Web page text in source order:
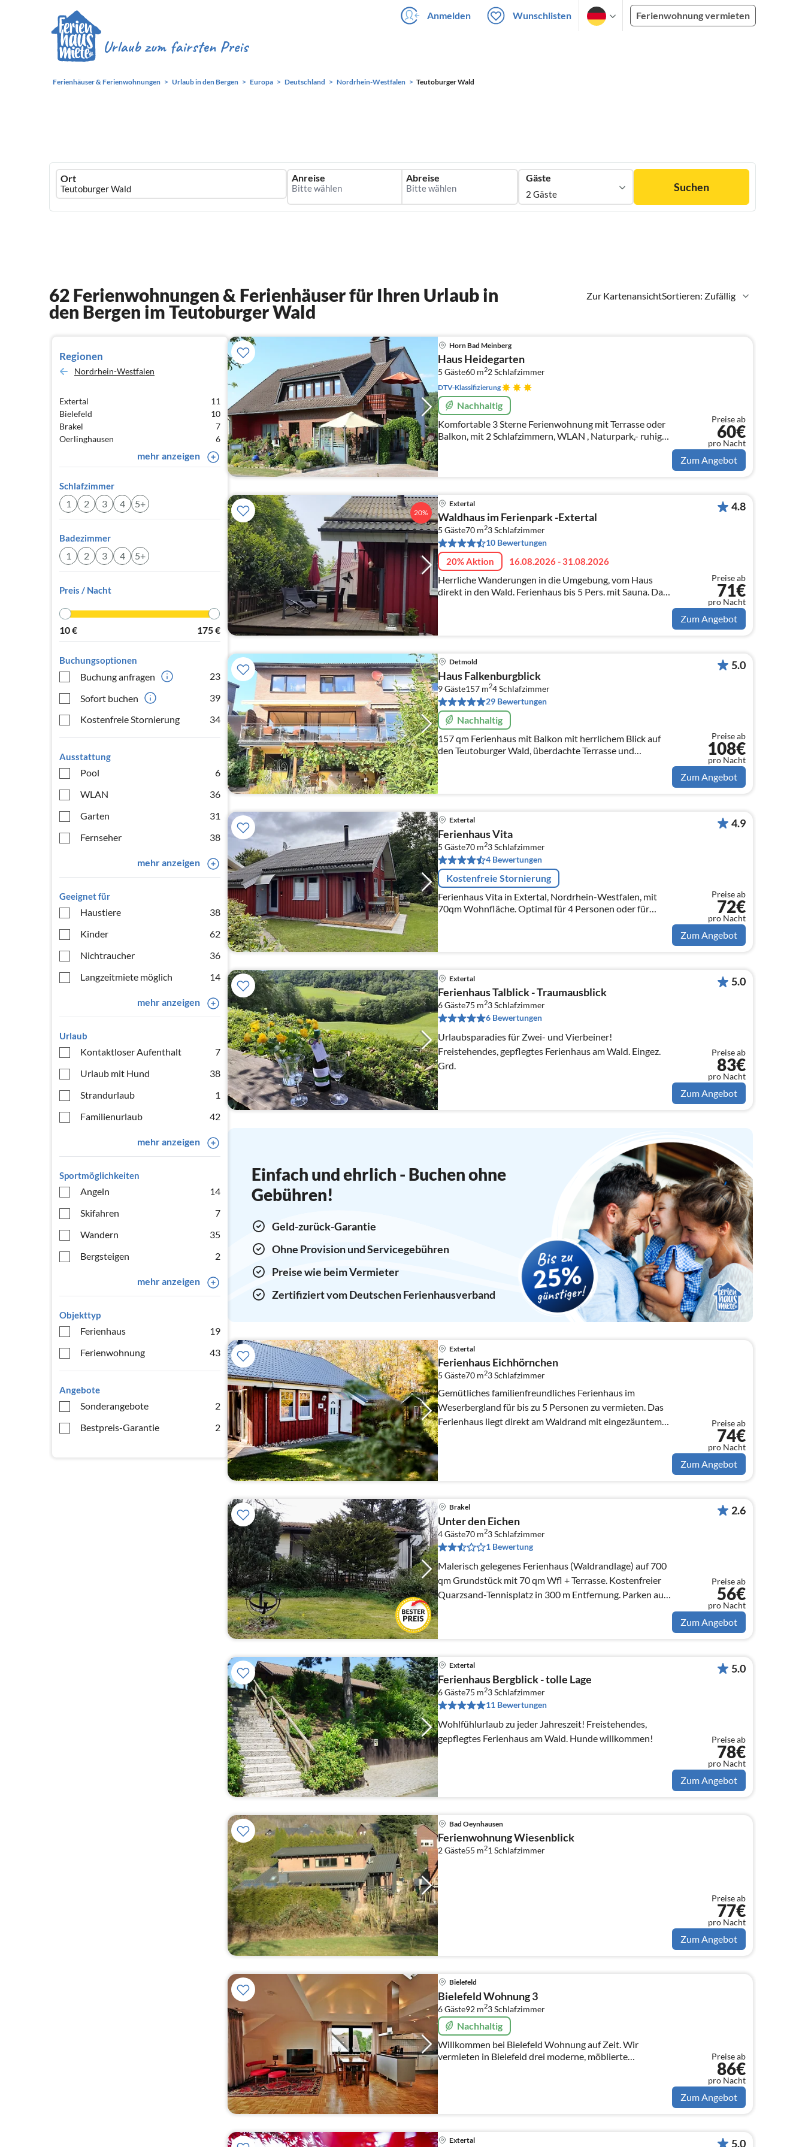
Anmelden Wunschlisten Ferienwohnung vermieten
Ferienhäuser & Ferienwohnungen Urlaub in den Bergen Europa Deutschland Nordrhein-Westfalen Teutoburger Wald
Ferienhausmiete
logo
Ort Anreise Abreise Gäste
2 Gäste
Suchen
Zur KartenansichtSortieren: Zufällig
62 Ferienwohnungen & Ferienhäuser für Ihren Urlaub in
den Bergen im Teutoburger Wald
Regionen
Nordrhein-Westfalen
Extertal
11
Bielefeld
10
Brakel
7
Oerlinghausen
6
mehr anzeigen
Schlafzimmer
1 2 3 4 5+
Badezimmer
1 2 3 4 5+
Preis / Nacht
10€ 175€
Buchungsoptionen
Buchung anfragen
23
Sofort buchen
39
Kostenfreie Stornierung
34
Ausstattung
Pool
6
WLAN
36
Garten
31
Fernseher
38
mehr anzeigen
Geeignet für
Haustiere
38
Kinder
62
Nichtraucher
36
Langzeitmiete möglich
14
mehr anzeigen
Urlaub
Kontaktloser Aufenthalt
7
Urlaub mit Hund
38
Strandurlaub
1
Familienurlaub
42
mehr anzeigen
Sportmöglichkeiten
Angeln
14
Skifahren
7
Wandern
35
Bergsteigen
2
mehr anzeigen
Objekttyp
Ferienhaus
19
Ferienwohnung
43
Angebote
Sonderangebote
2
Bestpreis-Garantie
2
Horn Bad Meinberg
Haus Heidegarten
5 Gäste60 m22Schlafzimmer
DTV-Klassifizierung
Nachhaltig
Komfortable 3 Sterne Ferienwohnung mit Terrasse oder
Balkon, mit 2 Schlafzimmern, WLAN , Naturpark,- ruhige
Lage, Wald 100, Grillmöglichkeit - Ankommen und
Wohlfühlen.
Preise ab
60€
pro Nacht
Zum Angebot
20%
Extertal
Waldhaus im Ferienpark -Extertal
5 Gäste70 m23Schlafzimmer
10 Bewertungen
20% Aktion 16.08.2026 - 31.08.2026
Herrliche Wanderungen in die Umgebung, vom Haus
direkt in den Wald. Ferienhaus bis 5 Pers. mit Sauna. Das
4.8
Preise ab
71€
pro Nacht
Zum Angebot
Detmold
Haus Falkenburgblick
9 Gäste157 m24Schlafzimmer
29 Bewertungen
Nachhaltig
157 qm Ferienhaus mit Balkon mit herrlichem Blick auf
den Teutoburger Wald, überdachte Terrasse und
Sitzgelegenheit vor dem Haus, komplette Küche,3
Schlafzimmer und 2 Badezimmer
5.0
Preise ab
108€
pro Nacht
Zum Angebot
Extertal
Ferienhaus Vita
5 Gäste70 m23Schlafzimmer
4 Bewertungen
Kostenfreie Stornierung
Ferienhaus Vita in Extertal, Nordrhein-Westfalen, mit
70qm Wohnfläche. Optimal für 4 Personen oder für
Paare.
4.9
Preise ab
72€
pro Nacht
Zum Angebot
Extertal
Ferienhaus Talblick - Traumausblick
6 Gäste75 m23Schlafzimmer
6 Bewertungen
Urlaubsparadies für Zwei- und Vierbeiner!
Freistehendes, gepflegtes Ferienhaus am Wald. Eingez.
Grd.
5.0
Preise ab
83€
pro Nacht
Zum Angebot
Einfach und ehrlich - Buchen ohne
Gebühren!
Geld-zurück-Garantie
Ohne Provision und Servicegebühren
Preise wie beim Vermieter
Zertifiziert vom Deutschen Ferienhausverband
Extertal
Ferienhaus Eichhörnchen
5 Gäste70 m23Schlafzimmer
Gemütliches familienfreundliches Ferienhaus im
Weserbergland für bis zu 5 Personen zu vermieten. Das
Ferienhaus liegt direkt am Waldrand mit eingezäuntem
Garten. Hund willkommen
Preise ab
74€
pro Nacht
Zum Angebot
Brakel
Unter den Eichen
4 Gäste70 m23Schlafzimmer
1 Bewertung
Malerisch gelegenes Ferienhaus (Waldrandlage) auf 700
qm Grundstück mit 70 qm Wfl + Terrasse. Kostenfreier
Quarzsand-Tennisplatz in 300 m Entfernung. Parken auf
dem Grundstück.
2.6
Preise ab
56€
pro Nacht
Zum Angebot
Extertal
Ferienhaus Bergblick - tolle Lage
6 Gäste75 m23Schlafzimmer
11 Bewertungen
Wohlfühlurlaub zu jeder Jahreszeit! Freistehendes,
gepflegtes Ferienhaus am Wald. Hunde willkommen!
5.0
Preise ab
78€
pro Nacht
Zum Angebot
Bad Oeynhausen
Ferienwohnung Wiesenblick
2 Gäste55 m21 Schlafzimmer
Preise ab
77€
pro Nacht
Zum Angebot
Bielefeld
Bielefeld Wohnung 3
6 Gäste92 m23Schlafzimmer
Nachhaltig
Willkommen bei Bielefeld Wohnung auf Zeit. Wir
vermieten in Bielefeld drei moderne, möblierte
Wohnungen auf Zeit, im schönen Stadtteil Schildesche.
Hier sehen Sie Wohnung 3
Preise ab
86€
pro Nacht
Zum Angebot
Extertal 5.0